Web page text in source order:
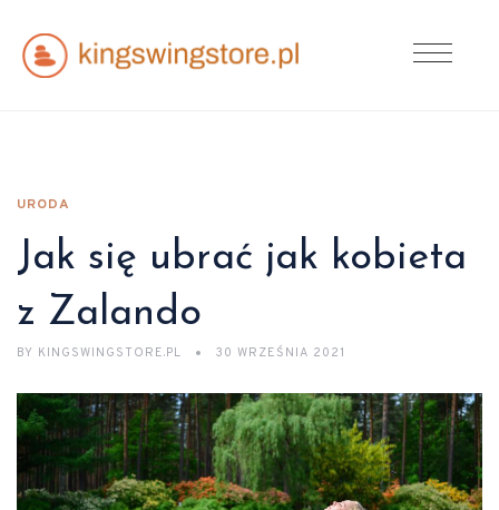
URODA
Jak się ubrać jak kobieta
z Zalando
BY KINGSWINGSTORE.PL 30 WRZEŚNIA 2021